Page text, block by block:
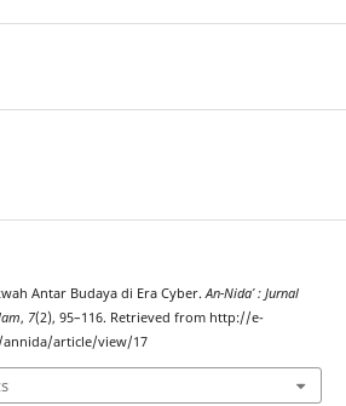
Antar Budaya di Era Cyber.An-Nida’ : Jurnal
, 7(2), 95–116. Retrieved from http://e-
article/view/17